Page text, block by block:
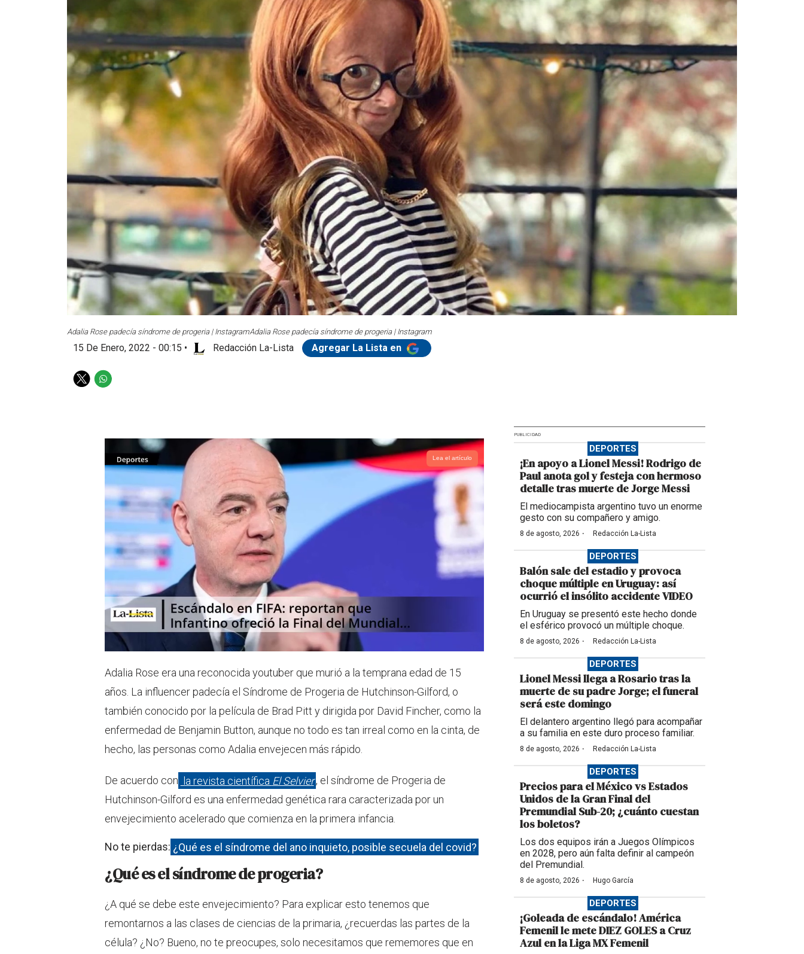
Adalia Rose padecía síndrome de progeria | InstagramAdalia Rose padecía síndrome de progeria | Instagram
15 De Enero, 2022 - 00:15 • Redacción La-Lista Agregar La Lista en
T
W
p
Lea el artículo
Adalia Rose era una reconocida youtuber que murió a la temprana edad de 15
años. La influencer padecía el Síndrome de Progeria de Hutchinson-Gilford, o
también conocido por la película de Brad Pitt y dirigida por David Fincher, como la
enfermedad de Benjamin Button, aunque no todo es tan irreal como en la cinta, de
hecho, las personas como Adalia envejecen más rápido.
De acuerdo con la revista científica El Selvier, el síndrome de Progeria de
Hutchinson-Gilford es una enfermedad genética rara caracterizada por un
envejecimiento acelerado que comienza en la primera infancia.
No te pierdas: ¿Qué es el síndrome del ano inquieto, posible secuela del covid?
¿Qué es el síndrome de progeria?
¿A qué se debe este envejecimiento? Para explicar esto tenemos que
remontarnos a las clases de ciencias de la primaria, ¿recuerdas las partes de la
célula? ¿No? Bueno, no te preocupes, solo necesitamos que rememores que en
PUBLICIDAD
DEPORTES
¡En apoyo a Lionel Messi! Rodrigo de
Paul anota gol y festeja con hermoso
detalle tras muerte de Jorge Messi
El mediocampista argentino tuvo un enorme
gesto con su compañero y amigo.
8 de agosto, 2026 · Redacción La-Lista
DEPORTES
Balón sale del estadio y provoca
choque múltiple en Uruguay: así
ocurrió el insólito accidente VIDEO
En Uruguay se presentó este hecho donde
el esférico provocó un múltiple choque.
8 de agosto, 2026 · Redacción La-Lista
DEPORTES
Lionel Messi llega a Rosario tras la
muerte de su padre Jorge; el funeral
será este domingo
El delantero argentino llegó para acompañar
a su familia en este duro proceso familiar.
8 de agosto, 2026 · Redacción La-Lista
DEPORTES
Precios para el México vs Estados
Unidos de la Gran Final del
Premundial Sub-20; ¿cuánto cuestan
los boletos?
Los dos equipos irán a Juegos Olímpicos
en 2028, pero aún falta definir al campeón
del Premundial.
8 de agosto, 2026 · Hugo García
DEPORTES
¡Goleada de escándalo! América
Femenil le mete DIEZ GOLES a Cruz
Azul en la Liga MX Femenil